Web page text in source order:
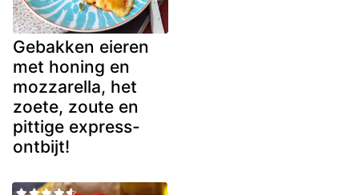
Gebakken eieren
met honing en
mozzarella, het
zoete, zoute en
pittige express-
ontbijt!